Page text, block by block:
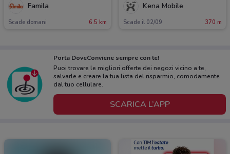
Famila
Scade domani 6.5 km
Kena Mobile
Scade il 02/09 370 m
Porta DoveConviene sempre con te!
Puoi trovare le migliori offerte dei negozi vicino a te,
salvarle e creare la tua lista del risparmio, comodamente
dal tuo cellulare.
SCARICA L’APP